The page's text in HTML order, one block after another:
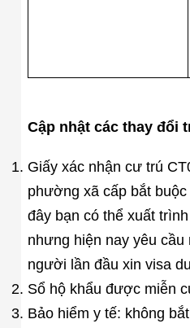
Cập nhật các thay đổi
Giấy xác nhận cư trú
phường xã cấp bắt
đây bạn có thể xuất
nhưng hiện nay yêu
người lần đầu xin visa
Sổ hộ khẩu được miễn
Bảo hiểm y tế: không